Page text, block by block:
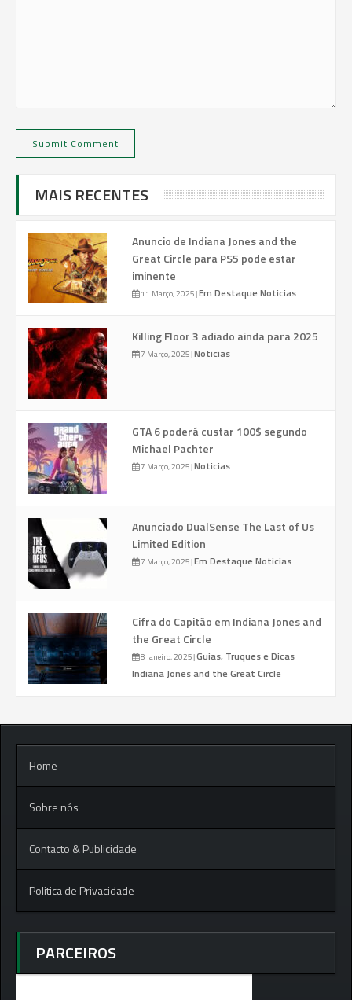
MAIS RECENTES
Anuncio de Indiana Jones and the
Great Circle para PS5 pode estar
iminente
11 Março, 2025|Em Destaque Noticias
Killing Floor 3 adiado ainda para 2025
7 Março, 2025|Noticias
GTA 6 poderá custar 100$ segundo
Michael Pachter
7 Março, 2025|Noticias
Anunciado DualSense The Last of Us
Limited Edition
7 Março, 2025|Em Destaque Noticias
Cifra do Capitão em Indiana Jones and
the Great Circle
8 Janeiro, 2025|Guias, Truques e Dicas
Indiana Jones and the Great Circle
Home
Sobre nós
Contacto & Publicidade
Politica de Privacidade
PARCEIROS